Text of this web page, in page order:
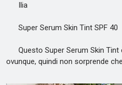
Ilia
Super Serum Skin Tint SPF 40
Questo Super Serum Skin Tint
ovunque, quindi non sorprende